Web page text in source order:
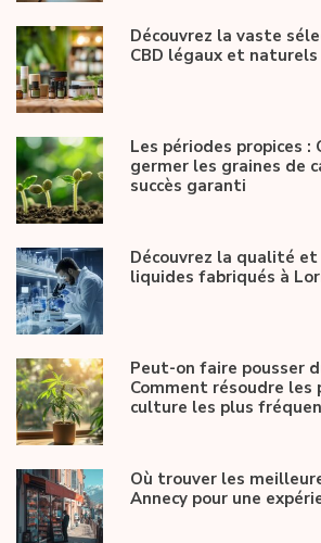
Découvrez la vaste
CBD légaux et naturels
Les périodes propices :
germer les graines de
succès garanti
Découvrez la qualité et
liquides fabriqués à
Peut-on faire pousser
Comment résoudre les
culture les plus
Où trouver les
Annecy pour une